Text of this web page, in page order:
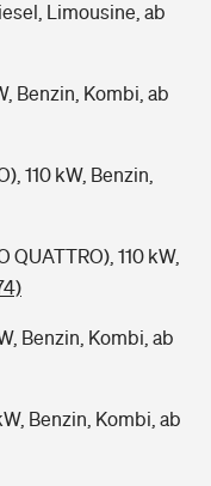
Limousine, ab
Benzin, Kombi, ab
110 kW, Benzin,
QUATTRO), 110 kW,
Benzin, Kombi, ab
Benzin, Kombi, ab